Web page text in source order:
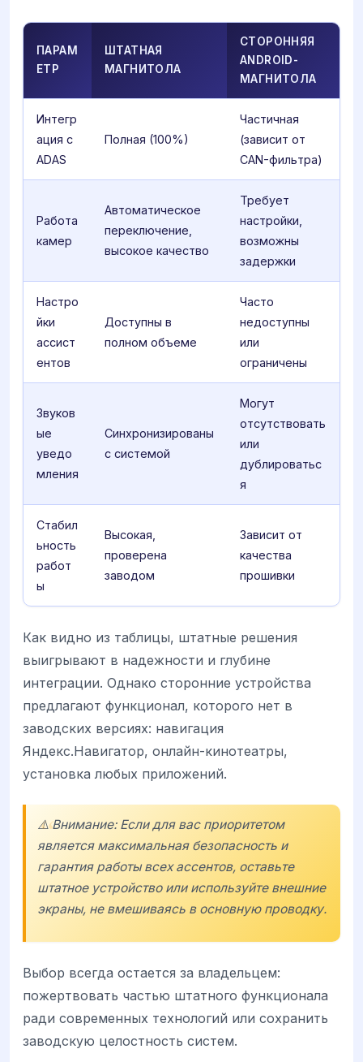
ПАРАМ
ЕТР
ШТАТНАЯ
МАГНИТОЛА
СТОРОННЯЯ
ANDROID-
МАГНИТОЛА
Интегр
ация с
ADAS
Полная (100%)
Частичная
(зависит от
CAN-фильтра)
Работа
камер
Автоматическое
переключение,
высокое качество
Требует
настройки,
возможны
задержки
Настро
йки
ассист
ентов
Доступны в
полном объеме
Часто
недоступны
или
ограничены
Звуков
ые
уведо
мления
Синхронизированы
с системой
Могут
отсутствовать
или
дублироватьс
я
Стабил
ьность
работ
ы
Высокая,
проверена
заводом
Зависит от
качества
прошивки
Как видно из таблицы, штатные решения
выигрывают в надежности и глубине
интеграции. Однако сторонние устройства
предлагают функционал, которого нет в
заводских версиях: навигация
Яндекс.Навигатор, онлайн-кинотеатры,
установка любых приложений.
⚠️ Внимание: Если для вас приоритетом
является максимальная безопасность и
гарантия работы всех ассентов, оставьте
штатное устройство или используйте внешние
экраны, не вмешиваясь в основную проводку.
Выбор всегда остается за владельцем:
пожертвовать частью штатного функционала
ради современных технологий или сохранить
заводскую целостность систем.